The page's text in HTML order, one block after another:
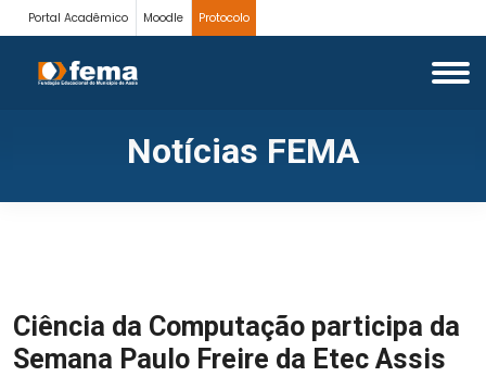
Portal Acadêmico Moodle Protocolo
Notícias FEMA
Ciência da Computação participa da
Semana Paulo Freire da Etec Assis